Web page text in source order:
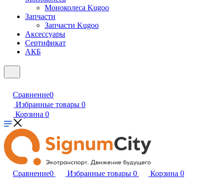
Моноколеса Kugoo
Запчасти
Запчасти Kugoo
Аксессуары
Сертификат
АКБ
Сравнение0
Избранные товары 0
Корзина 0
Сравнение0 Избранные товары 0 Корзина 0